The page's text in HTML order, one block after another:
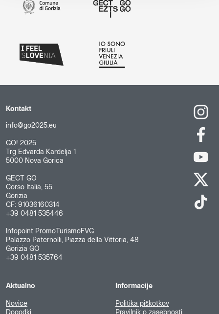
Kontakt
info@go2025.eu
GO! 2025
Trg Edvarda Kardelja 1
5000 Nova Gorica
GECT GO
Corso Italia, 55
Gorizia
CF: 91036160314
+39 0481 535446
Infopoint PromoTurismoFVG
Palazzo Paternolli, Piazza della Vittoria, 48
Gorizia GO
+39 0481 535764
Aktualno
Novice
Dogodki
Informacije
Politika piškotkov
Pravilnik o zasebnosti